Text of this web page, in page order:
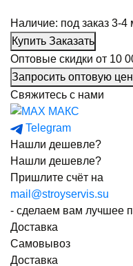
Наличие: под заказ 3-4
Купить Заказать
Оптовые скидки от 10
Запросить оптовую
Свяжитесь с нами
МАКС
Telegram
Нашли дешевле?
Нашли дешевле?
Пришлите счёт на
mail@stroyservis.su
- сделаем вам лучшее
Доставка
Самовывоз
Доставка